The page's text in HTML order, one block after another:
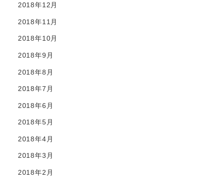
2018年12月
2018年11月
2018年10月
2018年9月
2018年8月
2018年7月
2018年6月
2018年5月
2018年4月
2018年3月
2018年2月